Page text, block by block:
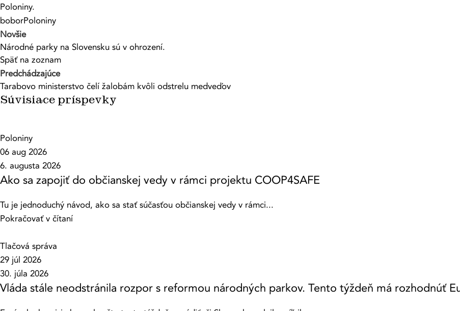
Poloniny.
boborPoloniny
Novšie
Národné parky na Slovensku sú v ohrození.
Späť na zoznam
Predchádzajúce
Tarabovo ministerstvo čelí žalobám kvôli odstrelu medveďov
Súvisiace príspevky
Poloniny
06 aug 2026
6. augusta 2026
Ako sa zapojiť do občianskej vedy v rámci projektu COOP4SAFE
Tu je jednoduchý návod, ako sa stať súčasťou občianskej vedy v rámci...
Pokračovať v čítaní
Tlačová správa
29 júl 2026
30. júla 2026
Vláda stále neodstránila rozpor s reformou národných parkov. Tento týždeň má rozhodnúť